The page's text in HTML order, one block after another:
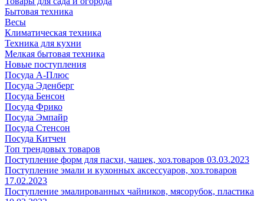
Бытовая техника
Весы
Климатическая техника
Техника для кухни
Мелкая бытовая техника
Новые поступления
Посуда А-Плюс
Посуда Эденберг
Посуда Бенсон
Посуда Фрико
Посуда Эмпайр
Посуда Стенсон
Посуда Китчен
Топ трендовых товаров
Поступление форм для пасхи, чашек, хоз.товаров 03.03.2023
Поступление эмали и кухонных аксессуаров, хоз.товаров
17.02.2023
Поступление эмалированных чайников, мясорубок, пластика